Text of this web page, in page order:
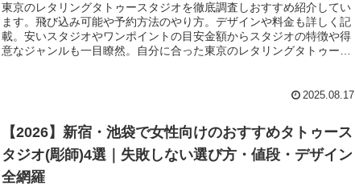
東京のレタリングタトゥースタジオを徹底調査しおすすめ紹介してい
ます。飛び込み可能や予約方法のやり方。デザインや料金も詳しく記
載。安いスタジオやワンポイントの目安金額からスタジオの特徴や得
意なジャンルも一目瞭然。自分に合った東京のレタリングタトゥース
2025.08.17
【2026】新宿・池袋で女性向けのおすすめタトゥース
タジオ(彫師)4選｜失敗しない選び方・値段・デザイン
全網羅